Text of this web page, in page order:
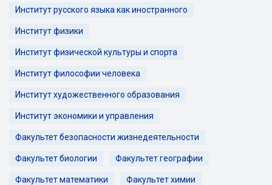
Институт русского языка как иностранного
Институт физики
Институт физической культуры и спорта
Институт философии человека
Институт художественного образования
Институт экономики и управления
Факультет безопасности жизнедеятельности
Факультет биологии Факультет географии
Факультет математики Факультет химии